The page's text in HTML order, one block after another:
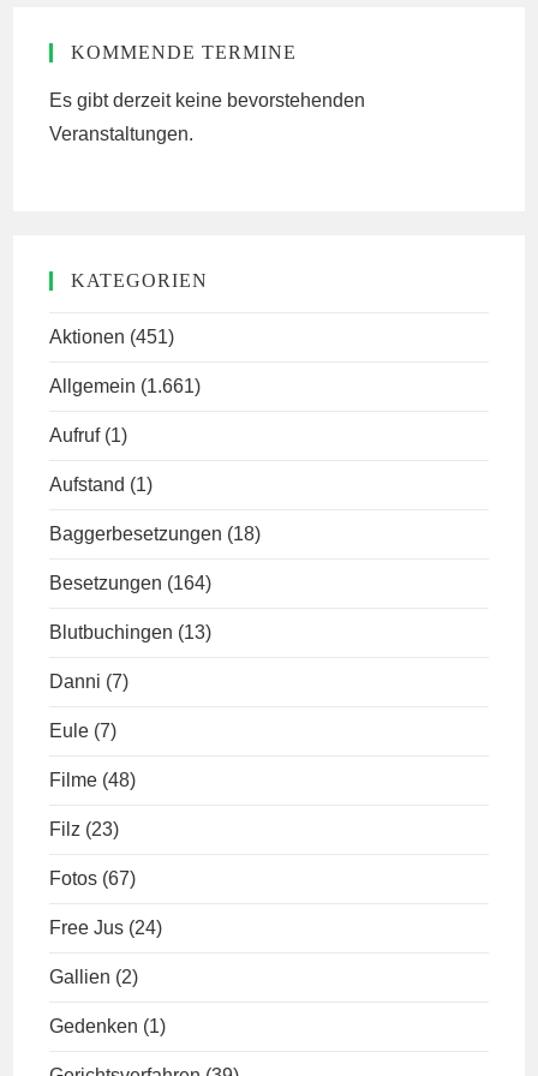
KOMMENDE TERMINE
Es gibt derzeit keine bevorstehenden
Veranstaltungen.
KATEGORIEN
Aktionen (451)
Allgemein (1.661)
Aufruf (1)
Aufstand (1)
Baggerbesetzungen (18)
Besetzungen (164)
Blutbuchingen (13)
Danni (7)
Eule (7)
Filme (48)
Filz (23)
Fotos (67)
Free Jus (24)
Gallien (2)
Gedenken (1)